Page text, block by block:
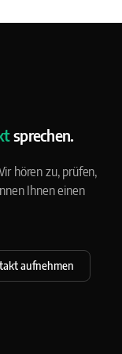
sprechen.
hören zu, prüfen,
Ihnen einen
aufnehmen